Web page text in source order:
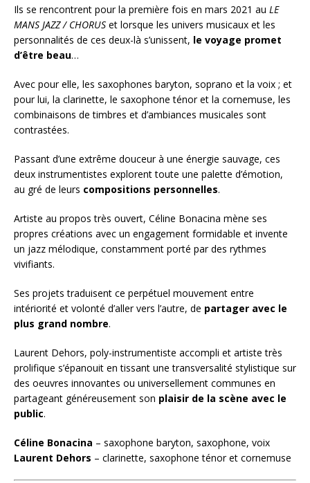
Ils se rencontrent pour la première fois en mars 2021 au LE
MANS JAZZ / CHORUS et lorsque les univers musicaux et les
personnalités de ces deux-là s’unissent, le voyage promet
d’être beau…
Avec pour elle, les saxophones baryton, soprano et la voix ; et
pour lui, la clarinette, le saxophone ténor et la cornemuse, les
combinaisons de timbres et d’ambiances musicales sont
contrastées.
Passant d’une extrême douceur à une énergie sauvage, ces
deux instrumentistes explorent toute une palette d’émotion,
au gré de leurs compositions personnelles.
Artiste au propos très ouvert, Céline Bonacina mène ses
propres créations avec un engagement formidable et invente
un jazz mélodique, constamment porté par des rythmes
vivifiants.
Ses projets traduisent ce perpétuel mouvement entre
intériorité et volonté d’aller vers l’autre, de partager avec le
plus grand nombre.
Laurent Dehors, poly-instrumentiste accompli et artiste très
prolifique s’épanouit en tissant une transversalité stylistique sur
des oeuvres innovantes ou universellement communes en
partageant généreusement son plaisir de la scène avec le
public.
Céline Bonacina – saxophone baryton, saxophone, voix
Laurent Dehors – clarinette, saxophone ténor et cornemuse